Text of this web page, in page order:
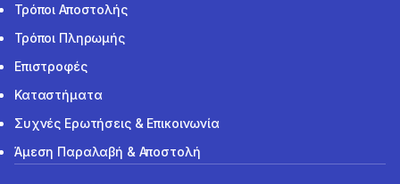
Τρόποι Αποστολής
Τρόποι Πληρωμής
Επιστροφές
Καταστήματα
Συχνές Ερωτήσεις & Επικοινωνία
Άμεση Παραλαβή & Αποστολή